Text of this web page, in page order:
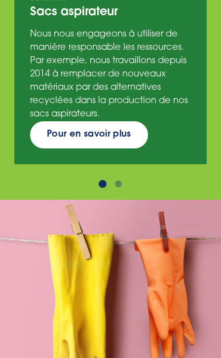
Sacs aspirateur
Nous nous engageons à utiliser de
manière responsable les ressources.
Par exemple, nous travaillons depuis
2014 à remplacer de nouveaux
matériaux par des alternatives
recyclées dans la production de nos
sacs aspirateurs.
Pour en savoir plus